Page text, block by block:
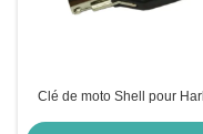
Clé de moto Shell pour